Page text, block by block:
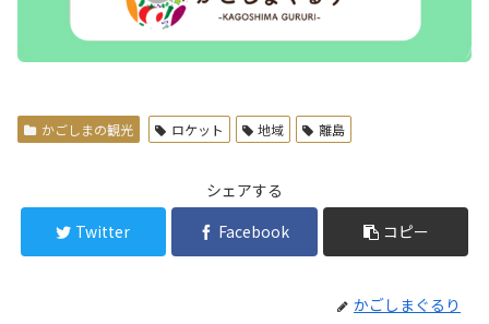
かごしまの観光 ロケット 地域 離島
シェアする
Twitter
Facebook コピー
かごしまぐるり